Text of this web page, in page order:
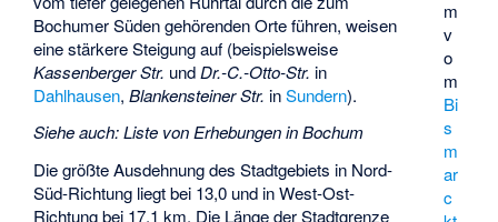
m
v
o
m
Bi
s
m
ar
c
Bochumer Süden gehörenden Orte führen, weisen
eine stärkere Steigung auf (beispielsweise
Kassenberger Str. undDr.-C.-Otto-Str. in
Dahlhausen,Blankensteiner Str. inSundern).
Siehe auch:Liste von Erhebungen in Bochum
Die größte Ausdehnung des Stadtgebiets in Nord-
Süd-Richtung liegt bei 13,0 und in West-Ost-
Richtung bei 17,1 km. Die Länge der Stadtgrenze